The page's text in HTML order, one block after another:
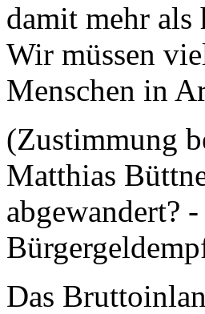
damit mehr
Wir müssen
Menschen in
(Zustimmung
Matthias
abgewandert?
Das